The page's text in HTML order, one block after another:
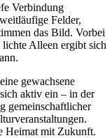
Verbindung
Felder,
das Bild. Vorbei
Alleen ergibt sich
gewachsene
aktiv ein – in der
gemeinschaftlicher
Heimat mit Zukunft.